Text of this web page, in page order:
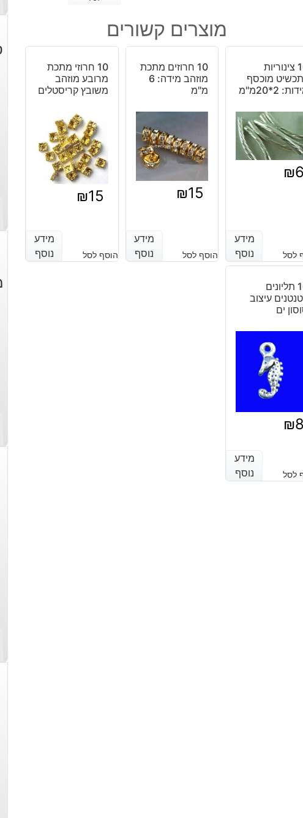
זוגות
עגילים
מוצרים קשורים
10 צינוריות
מוכסף
2*20מ"מ
₪6
מידע
נוסף
לסל
מידע
נוסף
10 חרוזים מתכת
מוזהב מידה: 6
מ"מ
₪15
מידע
נוסף
הוסף לסל
מידע
נוסף
10 חרוזי מתכת
מרובע מוזהב
משובץ קריסטלים
₪15
מידע
נוסף
הוסף לסל
מידע
נוסף
10 תליונים
עיצוב
ים
₪8
מידע
נוסף
לסל
מידע
נוסף